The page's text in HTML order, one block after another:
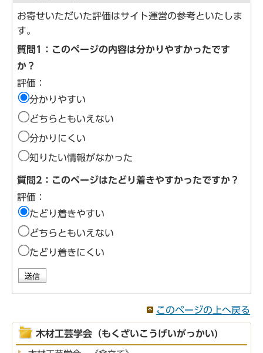
お寄せいただいた評価はサイト運営の参考といたしま
す。
質問1：このページの内容は分かりやすかったです
か？
評価：
分かりやすい
どちらともいえない
分かりにくい
知りたい情報がなかった
質問2：このページはたどり着きやすかったですか？
評価：
たどり着きやすい
どちらともいえない
たどり着きにくい
このページの上へ戻る
木材工芸学会（もくざいこうげいがっかい)